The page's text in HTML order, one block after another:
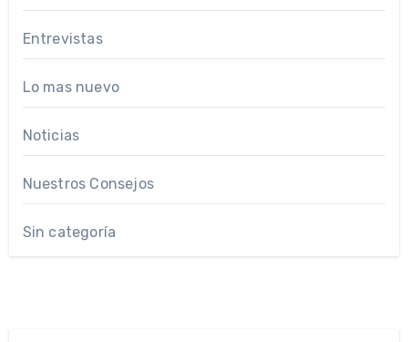
Entrevistas
Lo mas nuevo
Noticias
Nuestros Consejos
Sin categoría